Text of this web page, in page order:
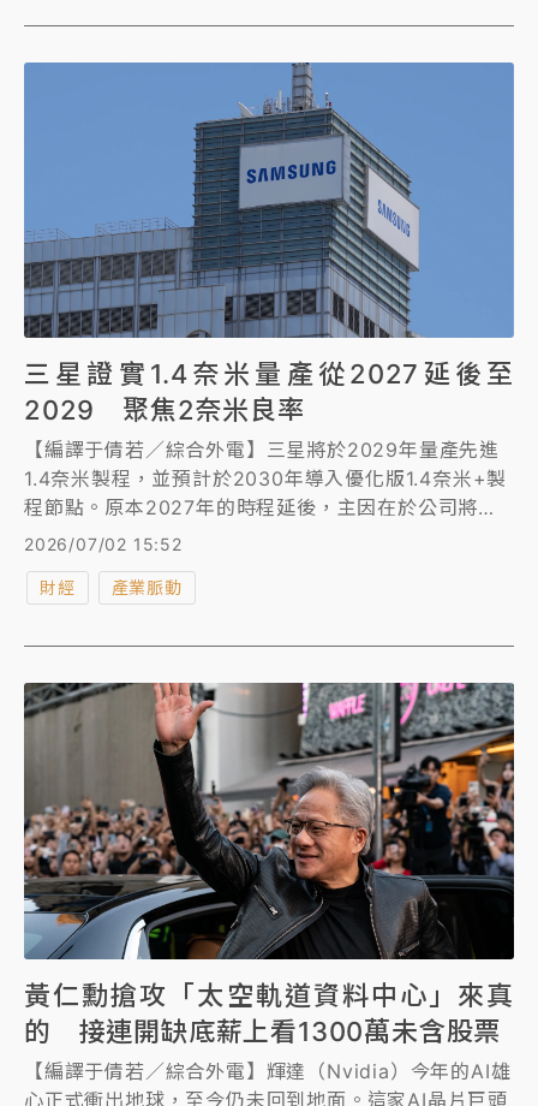
三星證實1.4奈米量產從2027延後至
2029 聚焦2奈米良率
【編譯于倩若／綜合外電】三星將於2029年量產先進
1.4奈米製程，並預計於2030年導入優化版1.4奈米+製
程節點。原本2027年的時程延後，主因在於公司將資
源集中於提升2奈米製程良率，而該2奈米製程預計於
2027至2028年間進入量產。
2026/07/02 15:52
財經 產業脈動
黃仁勳搶攻「太空軌道資料中心」來真
的 接連開缺底薪上看1300萬未含股票
【編譯于倩若／綜合外電】輝達（Nvidia）今年的AI雄
心正式衝出地球，至今仍未回到地面。這家AI晶片巨頭